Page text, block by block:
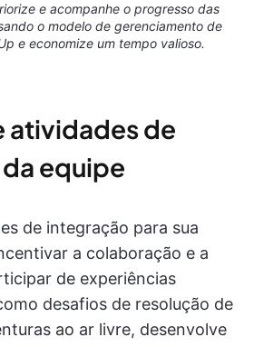
e acompanhe o progresso das
o modelo de gerenciamento de
e economize um tempo valioso.
atividades de
equipe
de integração para sua
a colaboração e a
de experiências
desafios de resolução de
ao ar livre, desenvolve